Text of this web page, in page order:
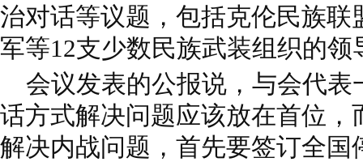
治对话等议题，包括克伦民族联
军等12支少数民族武装组织的领
会议发表的公报说，与会代表
话方式解决问题应该放在首位，
解决内战问题，首先要签订全国